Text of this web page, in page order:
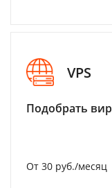
VPS
Подобрать
От 30 руб./месяц